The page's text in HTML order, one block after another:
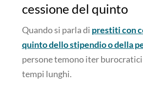
cessione del quinto
Quando si parla di prestiti con
quinto dello stipendio o della
persone temono iter
tempi lunghi.